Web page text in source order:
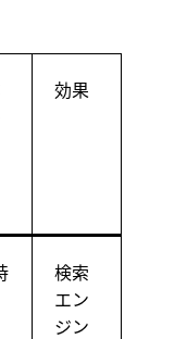
効果
検索
エン
ジン